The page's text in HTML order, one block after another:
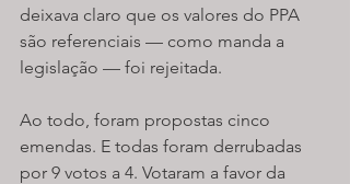
deixava claro que os valores do PPA
são referenciais ­— como manda a
legislação — foi rejeitada.
Ao todo, foram propostas cinco
emendas. E todas foram derrubadas
por 9 votos a 4. Votaram a favor da